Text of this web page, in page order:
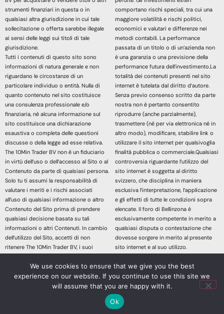
strumenti finanziari in questa o in
qualsiasi altra giurisdizione in cui tale
sollecitazione o offerta sarebbe illegale
ai sensi delle leggi sui titoli di tale
giurisdizione.
Tutti i contenuti di questo sito sono
informazioni di natura generale e non
riguardano le circostanze di un
particolare individuo o entità. Nulla di
quanto contenuto nel sito costituisce
una consulenza professionale e/o
finanziaria, né alcuna informazione sul
sito costituisce una dichiarazione
esaustiva o completa delle questioni
discusse o della legge ad esse relativa.
The 10Min Trader BV non è un fiduciario
in virtù dell’uso o dell’accesso al Sito o al
Contenuto da parte di qualsiasi persona.
Solo tu ti assumi la responsabilità di
valutare i meriti e i rischi associati
all’uso di qualsiasi informazione o altro
Contenuto del Sito prima di prendere
qualsiasi decisione basata su tali
informazioni o altri Contenuti. In cambio
dell’utilizzo del Sito, accetti di non
ritenere The 10Min Trader BV, i suoi
servizi responsabile di eventuali
richieste di risarcimento danni derivanti
da qualsiasi decisione presa sulla base
di informazioni o altri Contenuti messi a
comportano rischi speciali, tra cui una
maggiore volatilità e rischi politici,
economici e valutari e differenze nei
metodi contabili. La performance
passata di un titolo o di un’azienda non
è una garanzia o una previsione della
performance futura dell’investimento.La
totalità dei contenuti presenti nel sito
internet è tutelata dal diritto d’autore.
Senza previo consenso scritto da parte
nostra non è pertanto consentito
riprodurre (anche parzialmente),
trasmettere (né per via elettronica né in
altro modo), modificare, stabilire link o
utilizzare il sito internet per qualsivoglia
finalità pubblica o commerciale.Qualsiasi
controversia riguardante l’utilizzo del
sito internet è soggetta al diritto
svizzero, che disciplina in maniera
esclusiva l’interpretazione, l’applicazione
e gli effetti di tutte le condizioni sopra
elencate. Il foro di Bellinzona è
esclusivamente competente in merito a
qualsiasi disputa o contestazione che
dovesse sorgere in merito al presente
sito internet e al suo utilizzo.
dei contenuti di questo sito Web
dichiari di aver letto, compreso e
accettato le sopracitate informazioni
legali.
We use cookies to ensure that we give you the best
experience on our website. If you continue to use this site we
will assume that you are happy with it.
Ok